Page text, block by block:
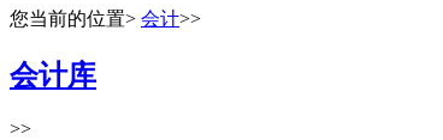
您当前的位置> 会计>>
会计库
>>